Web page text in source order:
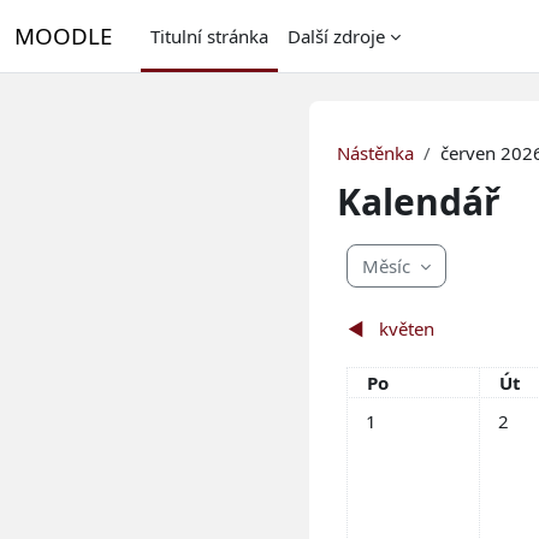
MOODLE Titulní stránka Další zdroje
Nástěnka
červen
Kalendář
Měsíc
◀︎ květen
Pondělí
Po Úterý
Út
Žádné události,
1 2